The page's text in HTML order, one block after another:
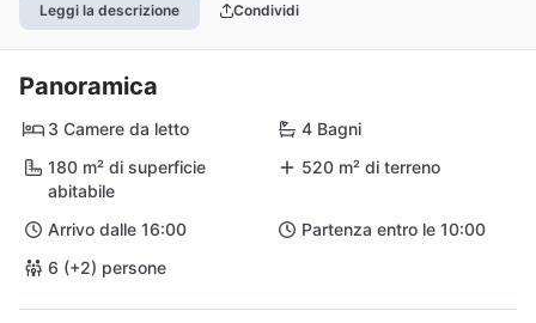
Leggi la descrizione Condividi
Panoramica
3 Camere da letto
4 Bagni
180 m² di superficie
abitabile
520 m² di terreno
Arrivo dalle 16:00
Partenza entro le 10:00
6 (+2) persone